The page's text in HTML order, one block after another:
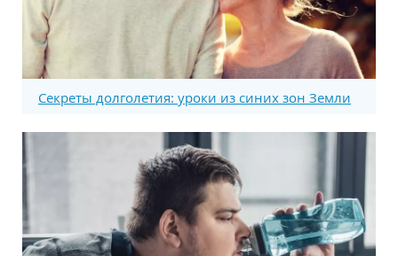
Секреты долголетия: уроки из синих зон Земли